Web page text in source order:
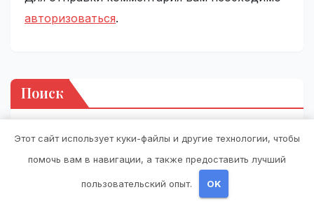
авторизоваться.
Поиск
Поиск
Этот сайт использует куки-файлы и другие технологии, чтобы
помочь вам в навигации, а также предоставить лучший
пользовательский опыт. OK